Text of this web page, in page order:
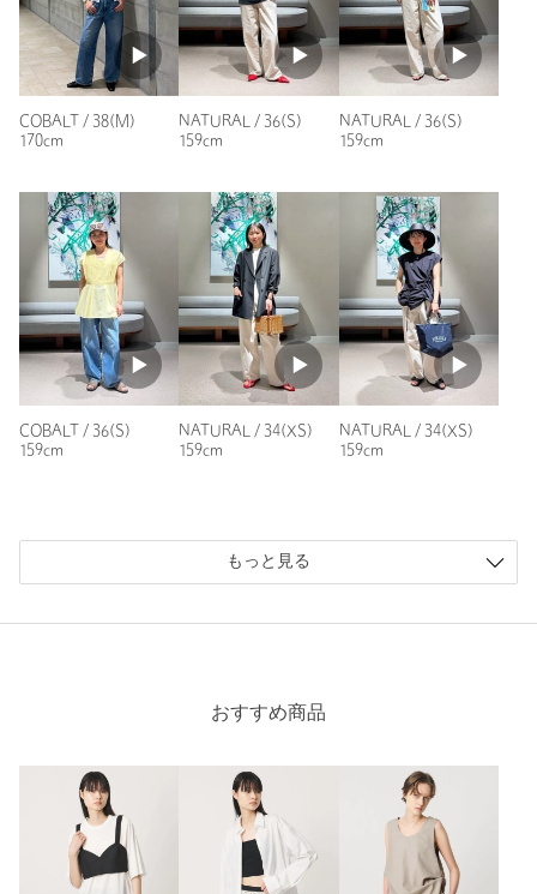
購入サイズ：36(S)
｜
購入カラー：LT.PINK
購入商品のサイズ感：ちょうどよい
薄手で動きやすいです。アイロンをかけてパリッと着用もオス
スメです。高見えすると何度もお声がけ頂きました！
性別：
身長：160cm
普段の着用サイズ：
1人が参考になったと回答
参考になった
もっと見る
COBALT / 38(M)
170cm
NATURAL / 36(S)
159cm
NATURAL / 36(S)
159cm
COBALT / 36(S)
159cm
NATURAL / 34(XS)
159cm
NATURAL / 34(XS)
159cm
もっと見る
おすすめ商品